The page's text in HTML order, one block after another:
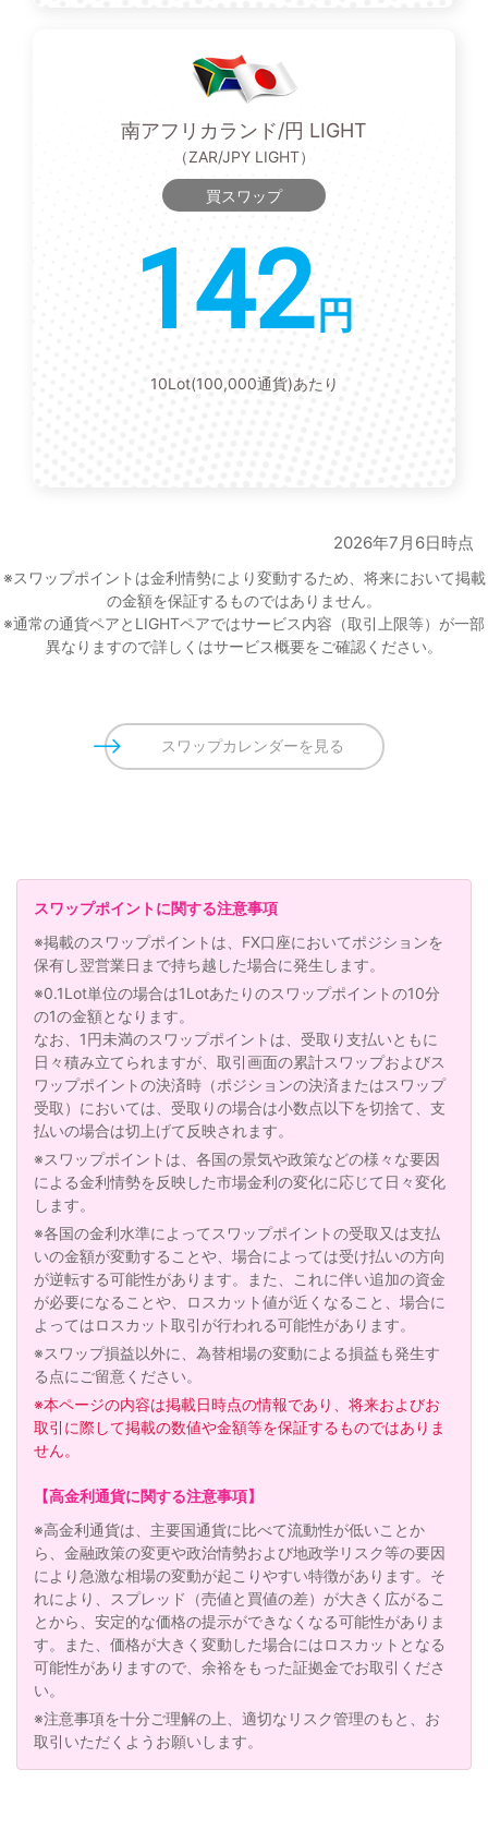
南アフリカランド/円 LIGHT
（ZAR/JPY LIGHT）
買スワップ
142 円
10Lot(100,000通貨)あたり
2026年7月6日時点
※スワップポイントは金利情勢により変動するため、将来において掲載
の金額を保証するものではありません。
※通常の通貨ペアとLIGHTペアではサービス内容（取引上限等）が一部
異なりますので詳しくはサービス概要をご確認ください。
スワップカレンダーを見る
スワップポイントに関する注意事項
※掲載のスワップポイントは、FX口座においてポジションを
保有し翌営業日まで持ち越した場合に発生します。
※0.1Lot単位の場合は1Lotあたりのスワップポイントの10分
の1の金額となります。
なお、1円未満のスワップポイントは、受取り支払いともに
日々積み立てられますが、取引画面の累計スワップおよびス
ワップポイントの決済時（ポジションの決済またはスワップ
受取）においては、受取りの場合は小数点以下を切捨て、支
払いの場合は切上げて反映されます。
※スワップポイントは、各国の景気や政策などの様々な要因
による金利情勢を反映した市場金利の変化に応じて日々変化
します。
※各国の金利水準によってスワップポイントの受取又は支払
いの金額が変動することや、場合によっては受け払いの方向
が逆転する可能性があります。また、これに伴い追加の資金
が必要になることや、ロスカット値が近くなること、場合に
よってはロスカット取引が行われる可能性があります。
※スワップ損益以外に、為替相場の変動による損益も発生す
る点にご留意ください。
※本ページの内容は掲載日時点の情報であり、将来およびお
取引に際して掲載の数値や金額等を保証するものではありま
せん。
【高金利通貨に関する注意事項】
※高金利通貨は、主要国通貨に比べて流動性が低いことか
ら、金融政策の変更や政治情勢および地政学リスク等の要因
により急激な相場の変動が起こりやすい特徴があります。そ
れにより、スプレッド（売値と買値の差）が大きく広がるこ
とから、安定的な価格の提示ができなくなる可能性がありま
す。また、価格が大きく変動した場合にはロスカットとなる
可能性がありますので、余裕をもった証拠金でお取引くださ
い。
※注意事項を十分ご理解の上、適切なリスク管理のもと、お
取引いただくようお願いします。